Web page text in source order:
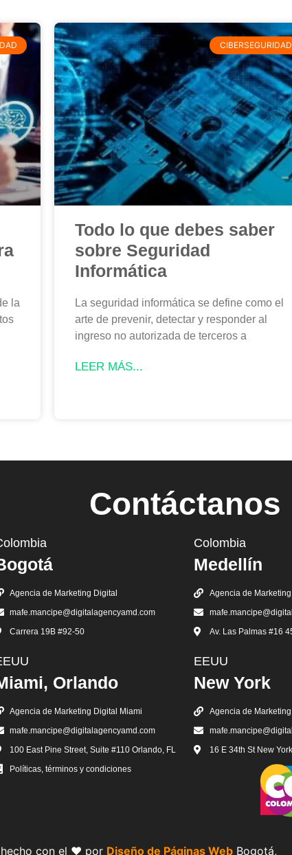
la
CIBERSEGURIDAD
Todo lo que debes saber
sobre Seguridad
Informática
La seguridad informática se define como el
arte de prevenir, detectar y responder al
ingreso no autorizada de terceros a
LEER MÁS...
Contáctanos
Agencia de Marketing Digital
mafe.mancipe@digitalagencyamd.com
Carrera 19B #92-50
Orlando
Agencia de Marketing Digital Miami
mafe.mancipe@digitalagencyamd.com
100 East Pine Street, Suite #110 Orlando, FL
Políticas, términos y condiciones
Colombia
Medellín
Agencia de
Av. Las Palmas #16
EEUU
New York
Agencia de
16 E 34th St New
con el ❤️ por Diseño de Páginas Web Bogotá,